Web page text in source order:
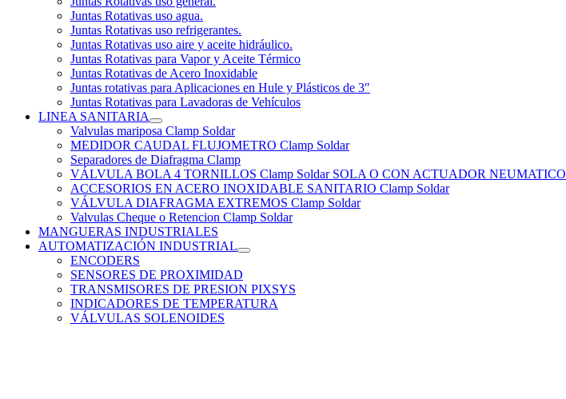
Juntas Rotativas uso agua.
Juntas Rotativas uso refrigerantes.
Juntas Rotativas uso aire y aceite hidráulico.
Juntas Rotativas para Vapor y Aceite Térmico
Juntas Rotativas de Acero Inoxidable
Juntas rotativas para Aplicaciones en Hule y Plásticos de 3″
Juntas Rotativas para Lavadoras de Vehículos
LINEA SANITARIA
Valvulas mariposa Clamp Soldar
MEDIDOR CAUDAL FLUJOMETRO Clamp Soldar
Separadores de Diafragma Clamp
VÁLVULA BOLA 4 TORNILLOS Clamp Soldar SOLA O CON ACTUADOR NEUMATICO
ACCESORIOS EN ACERO INOXIDABLE SANITARIO Clamp Soldar
VÁLVULA DIAFRAGMA EXTREMOS Clamp Soldar
Valvulas Cheque o Retencion Clamp Soldar
MANGUERAS INDUSTRIALES
AUTOMATIZACIÓN INDUSTRIAL
ENCODERS
SENSORES DE PROXIMIDAD
TRANSMISORES DE PRESION PIXSYS
INDICADORES DE TEMPERATURA
VÁLVULAS SOLENOIDES